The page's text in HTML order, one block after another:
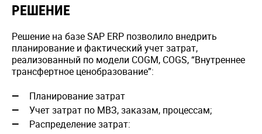
РЕШЕНИЕ
Решение на базе SAP ERP позволило внедрить
планирование и фактический учет затрат,
реализованный по модели COGM, COGS, “Внутреннее
трансфертное ценобразование”:
Планирование затрат
Учет затрат по МВЗ, заказам, процессам;
Распределение затрат: